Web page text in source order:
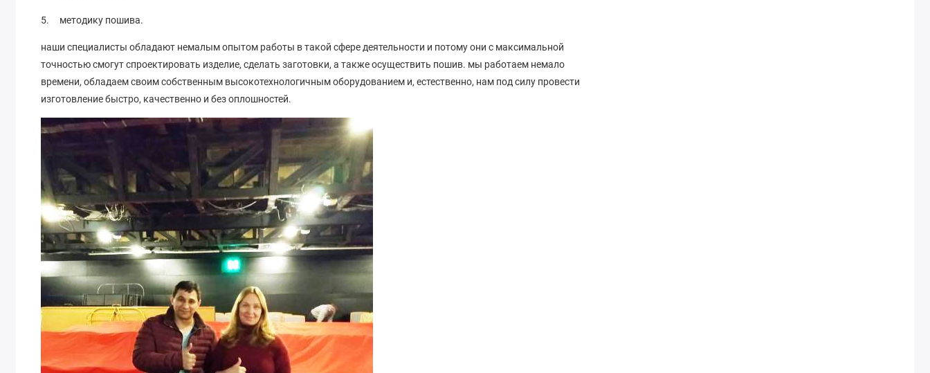
5. методику пошива.
наши специалисты обладают немалым опытом работы в такой сфере деятельности и потому они с максимальной
точностью смогут спроектировать изделие, сделать заготовки, а также осуществить пошив. мы работаем немало
времени, обладаем своим собственным высокотехнологичным оборудованием и, естественно, нам под силу провести
изготовление быстро, качественно и без оплошностей.